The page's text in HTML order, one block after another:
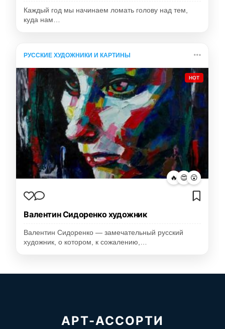
Каждый год мы начинаем ломать голову над тем,
куда нам…
РУССКИЕ ХУДОЖНИКИ И КАРТИНЫ
HOT
🔥 😍 😮
Валентин Сидоренко художник
Валентин Сидоренко — замечательный русский
художник, о котором, к сожалению,…
АРТ-АССОРТИ